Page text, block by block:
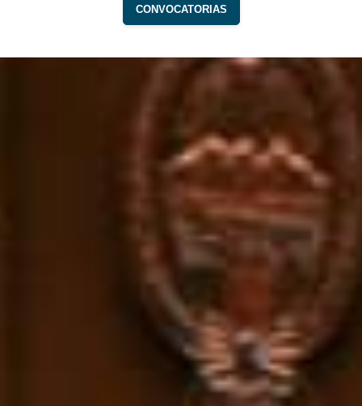
CONVOCATORIAS